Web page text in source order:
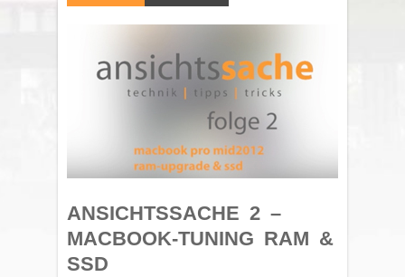
ANSICHTSSACHE 2 –
MACBOOK-TUNING RAM &
SSD